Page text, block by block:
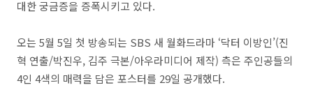
대한 궁금증을 증폭시키고 있다.
오는 5월 5일 첫 방송되는 SBS 새 월화드라마 ‘닥터 이방인’(진
혁 연출/박진우, 김주 극본/아우라미디어 제작) 측은 주인공들의
4인 4색의 매력을 담은 포스터를 29일 공개했다.